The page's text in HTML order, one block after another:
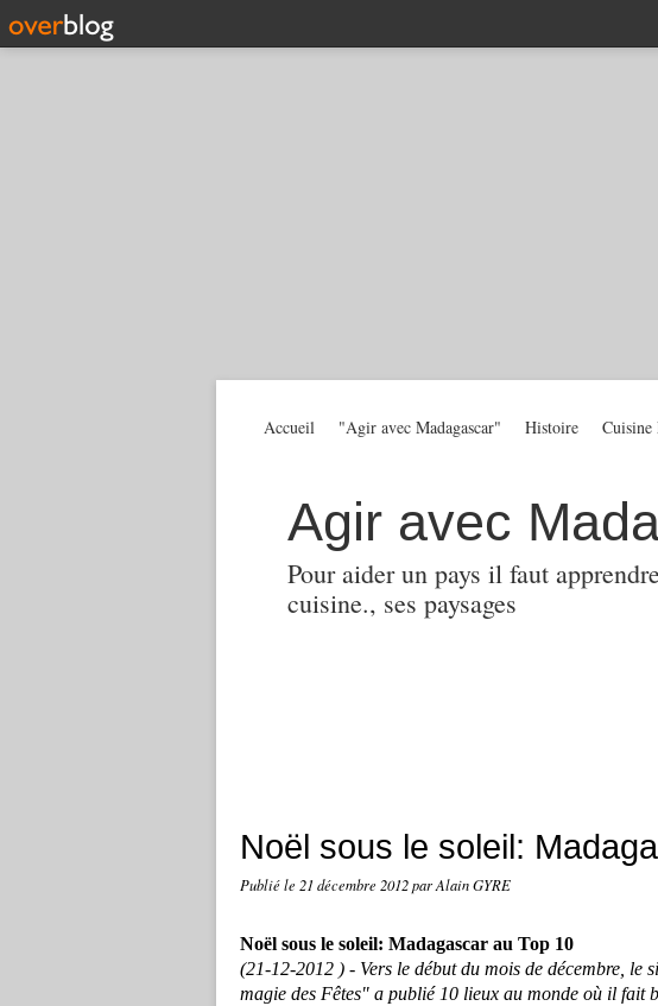
Agir avec
Pour aider un pays il faut
cuisine., ses paysages
Accueil "Agir avec Madagascar" Histoire Cuisine
Noël sous le soleil:
Publié le 21 décembre 2012par Alain GYRE
Noël sous le soleil: Madagascar au Top 10
(21-12-2012 ) - Vers le début du mois de décembre, le
magie des Fêtes" a publié 10 lieux au monde où il fait